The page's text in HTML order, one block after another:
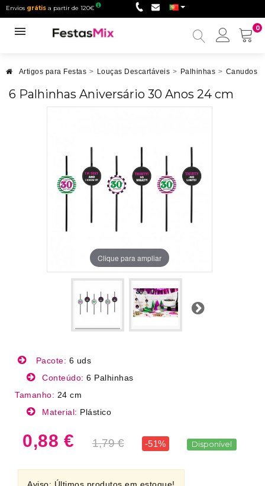
Envios grátis a partir de 120€
0
Minha
Artigos para Festas > Louças Descartáveis > Palhinhas > Canudos
6 Palhinhas Aniversário 30 Anos 24 cm
Clique para ampliar
Próximo
Pacote: 6 uds
Conteúdo: 6 Palhinhas
Tamanho: 24 cm
Material: Plástico
0,88 € 1,79 € -51% Disponível